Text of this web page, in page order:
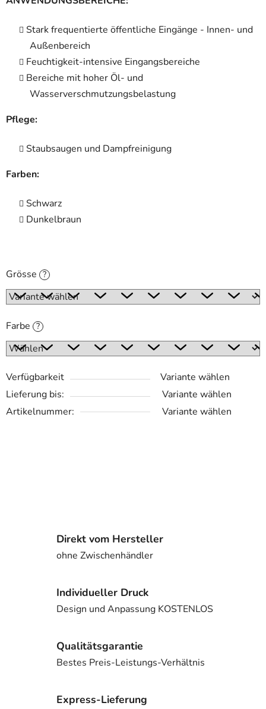
Stark frequentierte öffentliche Eingänge - Innen- und
Außenbereich
Feuchtigkeit-intensive Eingangsbereiche
Bereiche mit hoher Öl- und
Wasserverschmutzungsbelastung
Pflege:
Staubsaugen und Dampfreinigung
Farben:
Schwarz
Dunkelbraun
Grösse ?
Farbe ?
Verfügbarkeit
Variante wählen
Lieferung bis:
Variante wählen
Artikelnummer:
Variante wählen
Direkt vom Hersteller
ohne Zwischenhändler
Individueller Druck
Design und Anpassung KOSTENLOS
Qualitätsgarantie
Bestes Preis-Leistungs-Verhältnis
Express-Lieferung